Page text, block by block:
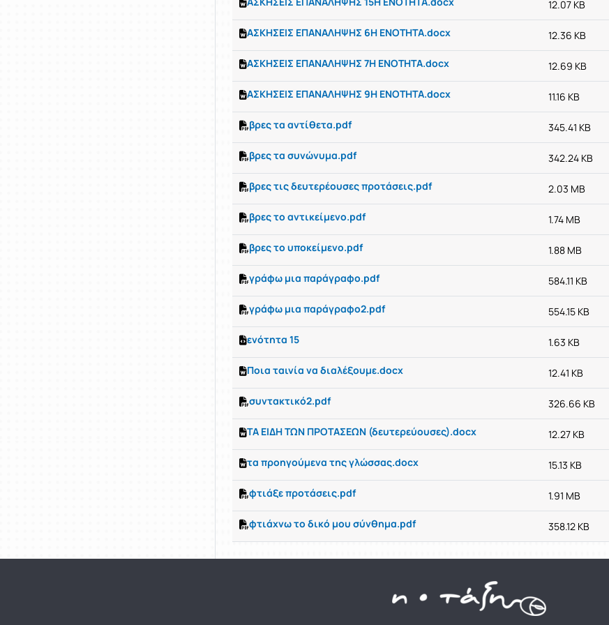
12.07 KB
ΑΣΚΗΣΕΙΣ ΕΠΑΝΑΛΗΨΗΣ 6Η ΕΝΟΤΗΤΑ.docx 12.36 KB
ΑΣΚΗΣΕΙΣ ΕΠΑΝΑΛΗΨΗΣ 7Η ΕΝΟΤΗΤΑ.docx 12.69 KB
ΑΣΚΗΣΕΙΣ ΕΠΑΝΑΛΗΨΗΣ 9Η ΕΝΟΤΗΤΑ.docx 11.16 KB
βρες τα αντίθετα.pdf 345.41 KB
βρες τα συνώνυμα.pdf 342.24 KB
βρες τις δευτερέουσες προτάσεις.pdf 2.03 MB
βρες το αντικείμενο.pdf 1.74 MB
βρες το υποκείμενο.pdf 1.88 MB
γράφω μια παράγραφο.pdf 584.11 KB
γράφω μια παράγραφο2.pdf 554.15 KB
ενότητα 15 1.63 KB
Ποια ταινία να διαλέξουμε.docx 12.41 KB
συντακτικό2.pdf 326.66 KB
ΤΑ ΕΙΔΗ ΤΩΝ ΠΡΟΤΑΣΕΩΝ (δευτερεύουσες).docx 12.27 KB
τα προηγούμενα της γλώσσας.docx 15.13 KB
φτιάξε προτάσεις.pdf 1.91 MB
φτιάχνω το δικό μου σύνθημα.pdf 358.12 KB